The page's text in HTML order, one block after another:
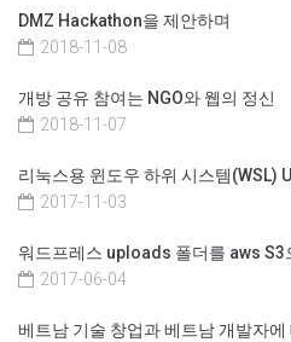
DMZ Hackathon을 제안하며
2018-11-08
개방 공유 참여는 NGO와 웹의 정신
2018-11-07
리눅스용 윈도우 하위 시스템(WSL)
2017-11-03
워드프레스 uploads 폴더를 aws S3
2017-06-04
베트남 기술 창업과 베트남 개발자에